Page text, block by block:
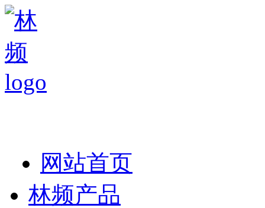
网站首页
林频产品